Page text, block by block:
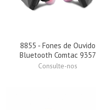
8855 - Fones de Ouvido
Bluetooth Comtac 9357
Consulte-nos